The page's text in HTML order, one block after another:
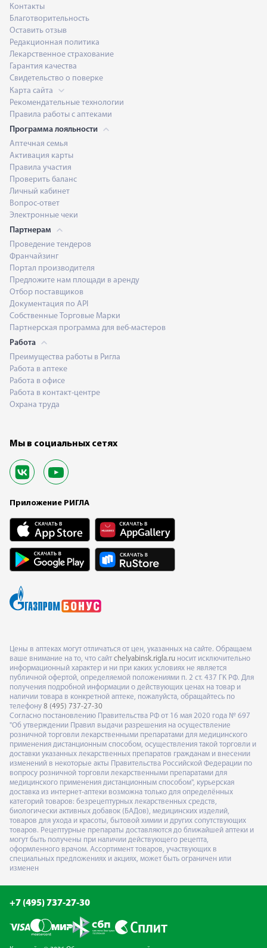
Контакты
Благотворительность
Оставить отзыв
Редакционная политика
Лекарственное страхование
Гарантия качества
Свидетельство о поверке
Карта сайта
Рекомендательные технологии
Правила работы с аптеками
Программа лояльности
Аптечная семья
Активация карты
Правила участия
Проверить баланс
Личный кабинет
Вопрос-ответ
Электронные чеки
Партнерам
Проведение тендеров
Франчайзинг
Портал производителя
Предложите нам площади в аренду
Отбор поставщиков
Документация по API
Собственные Торговые Марки
Партнерская программа для веб-мастеров
Работа
Преимущества работы в Ригла
Работа в аптеке
Работа в офисе
Работа в контакт-центре
Охрана труда
Мы в социальных сетях
Приложение РИГЛА
Цены в аптеках могут отличаться от цен, указанных на сайте. Обращаем
ваше внимание на то, что сайт chelyabinsk.rigla.ru носит исключительно
информационный характер и ни при каких условиях не является
публичной офертой, определяемой положениями п. 2 ст. 437 ГК РФ. Для
получения подробной информации о действующих ценах на товар и
наличии товара в конкретной аптеке, пожалуйста, обращайтесь по
телефону 8 (495) 737-27-30
Согласно постановлению Правительства РФ от 16 мая 2020 года № 697
"Об утверждении Правил выдачи разрешения на осуществление
розничной торговли лекарственными препаратами для медицинского
применения дистанционным способом, осуществления такой торговли и
доставки указанных лекарственных препаратов гражданам и внесении
изменений в некоторые акты Правительства Российской Федерации по
вопросу розничной торговли лекарственными препаратами для
медицинского применения дистанционным способом", курьерская
доставка из интернет-аптеки возможна только для определённых
категорий товаров: безрецептурных лекарственных средств,
биологически активных добавок (БАДов), медицинских изделий,
товаров для ухода и красоты, бытовой химии и других сопутствующих
товаров. Рецептурные препараты доставляются до ближайшей аптеки и
могут быть получены при наличии действующего рецепта,
оформленного врачом. Ассортимент товаров, участвующих в
специальных предложениях и акциях, может быть ограничен или
изменен
+7 (495) 737-27-30